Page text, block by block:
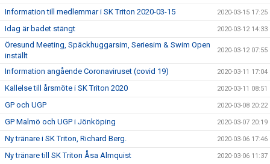
Information till medlemmar i SK Triton 2020-03-15 2020-03-15 17:25
Idag är badet stängt 2020-03-12 14:33
Öresund Meeting, Späckhuggarsim, Seriesim & Swim Open
inställt
2020-03-12 07:55
Information angående Coronaviruset (covid 19) 2020-03-11 17:04
Kallelse till årsmöte i SK Triton 2020 2020-03-11 08:51
GP och UGP 2020-03-08 20:22
GP Malmö och UGP i Jönköping 2020-03-07 20:19
Ny tränare i SK Triton, Richard Berg. 2020-03-06 17:46
Ny tränare till SK Triton Åsa Almquist 2020-03-06 11:37